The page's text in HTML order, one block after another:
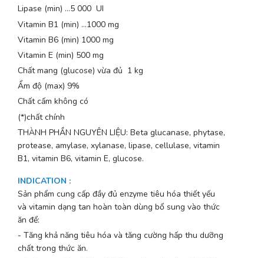
Lipase (min) …5 000 UI
Vitamin B1 (min) …1000 mg
Vitamin B6 (min) 1000 mg
Vitamin E (min) 500 mg
Chất mang (glucose) vừa đủ 1 kg
Ẩm độ (max) 9%
Chất cấm không có
(*)chất chính
THÀNH PHẦN NGUYÊN LIỆU: Beta glucanase, phytase,
protease, amylase, xylanase, lipase, cellulase, vitamin
B1, vitamin B6, vitamin E, glucose.
INDICATION :
Sản phẩm cung cấp đầy đủ enzyme tiêu hóa thiết yếu
và vitamin dạng tan hoàn toàn dùng bổ sung vào thức
ăn để:
- Tăng khả năng tiêu hóa và tăng cường hấp thu dưỡng
chất trong thức ăn.